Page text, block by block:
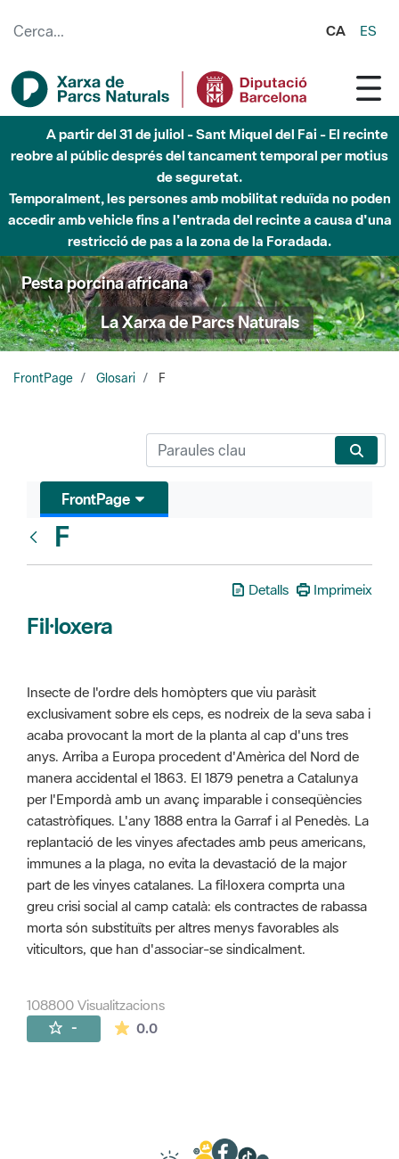
CA ES
A partir del 31 de juliol - Sant Miquel del Fai - El recinte
reobre al públic després del tancament temporal per motius
de seguretat.
Temporalment, les persones amb mobilitat reduïda no poden
accedir amb vehicle fins a l'entrada del recinte a causa d'una
restricció de pas a la zona de la Foradada.
Pesta porcina africana
La Xarxa de Parcs Naturals
FrontPage Glosari F
FrontPage
F
Detalls Imprimeix
Fil·loxera
Insecte de l'ordre dels homòpters que viu paràsit
exclusivament sobre els ceps, es nodreix de la seva saba i
acaba provocant la mort de la planta al cap d'uns tres
anys. Arriba a Europa procedent d'Amèrica del Nord de
manera accidental el 1863. El 1879 penetra a Catalunya
per l'Empordà amb un avanç imparable i conseqüències
catastròfiques. L'any 1888 entra la Garraf i al Penedès. La
replantació de les vinyes afectades amb peus americans,
immunes a la plaga, no evita la devastació de la major
part de les vinyes catalanes. La fil·loxera comprta una
greu crisi social al camp català: els contractes de rabassa
morta són substituïts per altres menys favorables als
viticultors, que han d'associar-se sindicalment.
108800 Visualitzacions
- 0.0La mitjana de les valoracions és de 0